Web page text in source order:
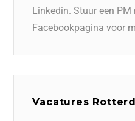
Linkedin. Stuur een PM
Facebookpagina voor
Vacatures